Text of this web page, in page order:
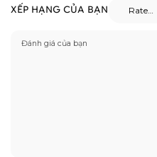
XẾP HẠNG CỦA BẠN